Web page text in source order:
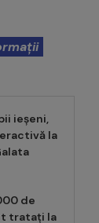
ieșeni,
la
de
tratați la